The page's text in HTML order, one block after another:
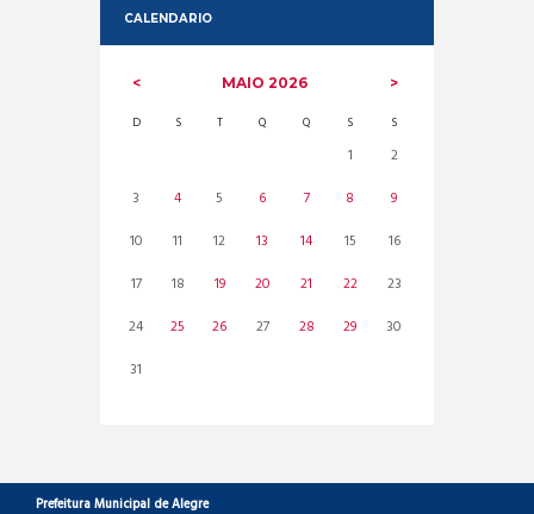
CALENDARIO
MAIO 2026
D S T Q Q S S
1
2
3
4 5 6 7 8
9
10
11 12 13 14 15
16
17
18 19 20 21 22
23
24
25 26 27 28 29
30
31
Prefeitura Municipal de Alegre